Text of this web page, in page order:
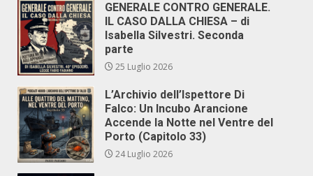
GENERALE CONTRO GENERALE.
IL CASO DALLA CHIESA – di
Isabella Silvestri. Seconda
parte
25 Luglio 2026
L’Archivio dell’Ispettore Di
Falco: Un Incubo Arancione
Accende la Notte nel Ventre del
Porto (Capitolo 33)
24 Luglio 2026